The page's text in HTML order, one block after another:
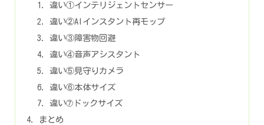
違い①インテリジェントセンサー
違い②AIインスタント再モップ
違い③障害物回避
違い④音声アシスタント
違い⑤見守りカメラ
違い⑥本体サイズ
違い➆ドックサイズ
まとめ